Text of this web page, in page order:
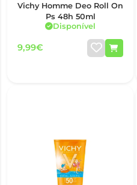
Vichy Homme Deo Roll On
Ps 48h 50ml
Disponível
9,99€